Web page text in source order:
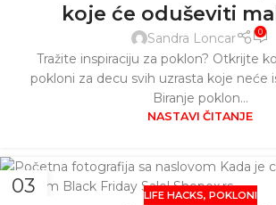
koje će oduševiti
Sandra Loncar 0
Tražite inspiraciju za poklon? Otkrijte
pokloni za decu svih uzrasta koje neće
Biranje poklon...
NASTAVI ČITANJE
03 LIFE HACKS, POKLONI